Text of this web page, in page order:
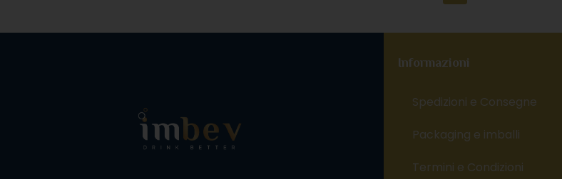
Informazioni
Spedizioni e Consegne
Packaging e imballi
Termini e Condizioni